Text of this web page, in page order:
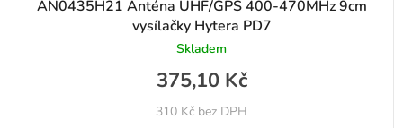
AN0435H21 Anténa UHF/GPS 400-470MHz 9cm
vysílačky Hytera PD7
Skladem
310 Kč bez DPH
375,10 Kč